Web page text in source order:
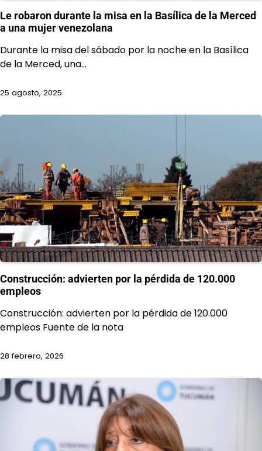
Le robaron durante la misa en la Basílica de la Merced
a una mujer venezolana
Durante la misa del sábado por la noche en la Basílica
de la Merced, una…
25 agosto, 2025
Construcción: advierten por la pérdida de 120.000
empleos
Construcción: advierten por la pérdida de 120.000
empleos Fuente de la nota
28 febrero, 2026